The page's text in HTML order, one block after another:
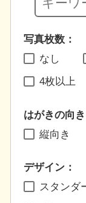
写真枚数：
なし
4枚以上
はがきの向き
縦向き
デザイン：
スタンダ